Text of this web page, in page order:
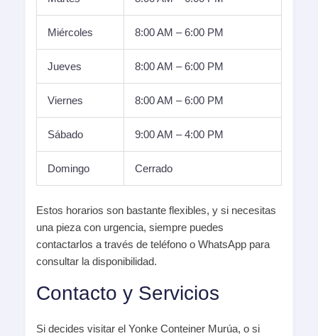
Miércoles 8:00 AM – 6:00 PM
Jueves 8:00 AM – 6:00 PM
Viernes 8:00 AM – 6:00 PM
Sábado 9:00 AM – 4:00 PM
Domingo Cerrado
Estos horarios son bastante flexibles, y si necesitas
una pieza con urgencia, siempre puedes
contactarlos a través de teléfono o WhatsApp para
consultar la disponibilidad.
Contacto y Servicios
Si decides visitar el Yonke Conteiner Murúa, o si